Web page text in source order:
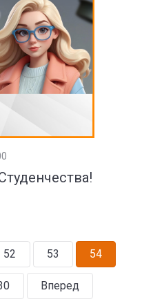
52 53 54
Вперед